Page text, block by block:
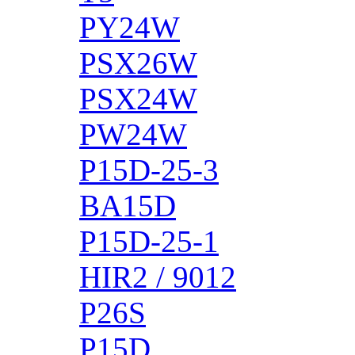
PY24W
PSX26W
PSX24W
PW24W
P15D-25-3
BA15D
P15D-25-1
HIR2 / 9012
P26S